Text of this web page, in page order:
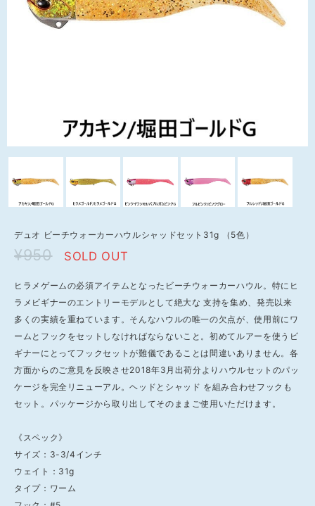
デュオ ビーチウォーカーハウルシャッドセット31g （5色）
¥950 SOLD OUT
ヒラメゲームの必須アイテムとなったビーチウォーカーハウル。特にヒ
ラメビギナーのエントリーモデルとして絶大な 支持を集め、発売以来
多くの実績を重ねています。そんなハウルの唯一の欠点が、使用前にワ
ームとフックをセットしなければならないこと。初めてルアーを使うビ
ギナーにとってフックセットが難儀であることは間違いありません。各
方面からのご意見を反映させ2018年3月出荷分よりハウルセットのパッ
ケージを完全リニューアル。ヘッドとシャッド を組み合わせフックも
セット。パッケージから取り出してそのままご使用いただけます。
《スペック》
サイズ：3-3/4インチ
ウェイト：31g
タイプ：ワーム